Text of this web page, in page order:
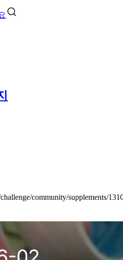
community/supplements/